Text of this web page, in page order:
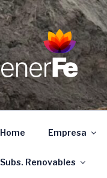
ENERFE
Energía para el
Home Empresa
Subs. Renovables